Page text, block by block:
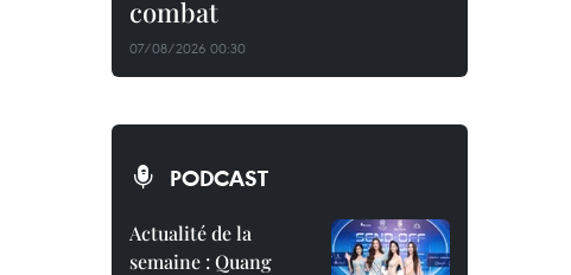
combat
07/08/2026 00:30
PODCAST
Actualité de la
semaine : Quang